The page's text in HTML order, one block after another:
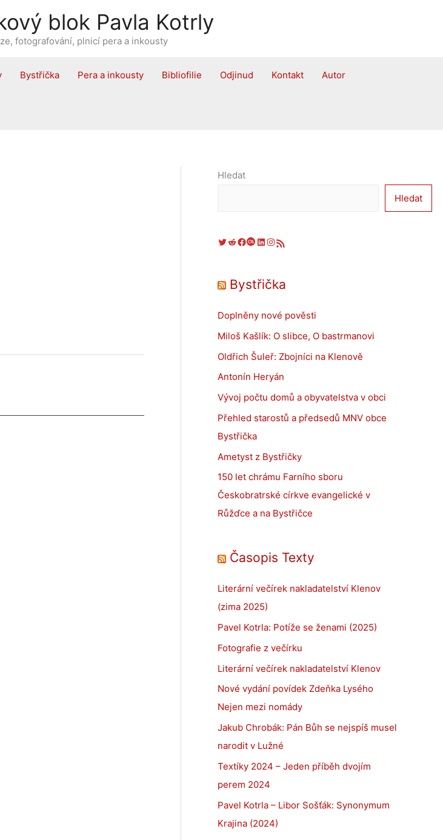
blok Pavla Kotrly
fotografování, plnicí pera a inkousty
Bystřička Pera a inkousty Bibliofilie Odjinud Kontakt Autor
Hledat
Hledat
Twitter Reddit Facebook Last.fm LinkedIn Instagram RSS zdroj
Bystřička
Doplněny nové pověsti
Miloš Kašlík: O slibce, O bastrmanovi
Oldřich Šuleř: Zbojníci na Klenově
Antonín Heryán
Vývoj počtu domů a obyvatelstva v obci
Přehled starostů a předsedů MNV obce
Bystřička
Ametyst z Bystřičky
150 let chrámu Farního sboru
Českobratrské církve evangelické v
Růžďce a na Bystřičce
Časopis Texty
Literární večírek nakladatelství Klenov
(zima 2025)
Pavel Kotrla: Potíže se ženami (2025)
Fotografie z večírku
Literární večírek nakladatelství Klenov
Nové vydání povídek Zdeňka Lysého
Nejen mezi nomády
Jakub Chrobák: Pán Bůh se nejspíš musel
narodit v Lužné
Textíky 2024 – Jeden příběh dvojím
perem 2024
Pavel Kotrla – Libor Sošťák: Synonymum
Krajina (2024)